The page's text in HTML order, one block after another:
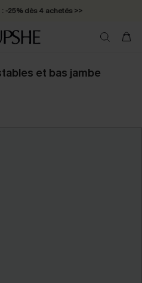
-25% dès 4 achetés >>
et bas jambe